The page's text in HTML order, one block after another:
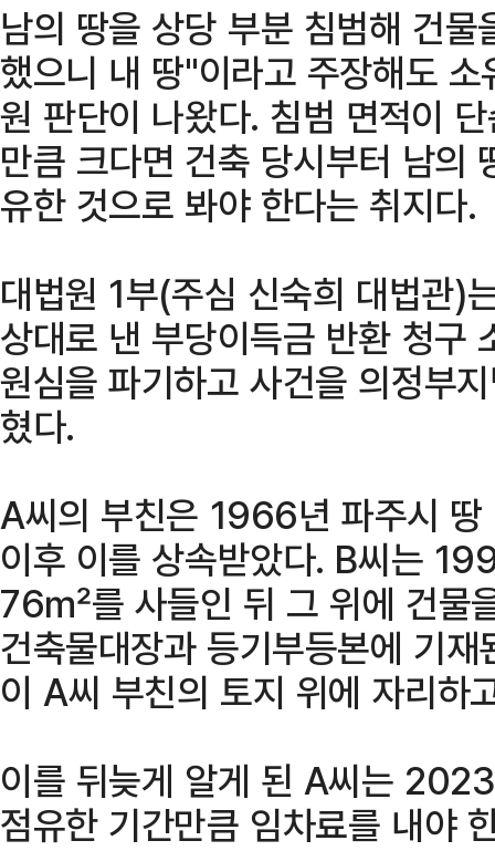
남의 땅을 상당 부분 침범해 건
했으니 내 땅"이라고 주장해도
원 판단이 나왔다. 침범 면적이
만큼 크다면 건축 당시부터 남의
유한 것으로 봐야 한다는 취지다.
대법원 1부(주심 신숙희 대법관)
상대로 낸 부당이득금 반환 청구
원심을 파기하고 사건을 의정부
혔다.
A씨의 부친은 1966년 파주시
이후 이를 상속받았다. B씨는
76㎡를 사들인 뒤 그 위에 건물
건축물대장과 등기부등본에 기
이 A씨 부친의 토지 위에 자리하
이를 뒤늦게 알게 된 A씨는
점유한 기간만큼 임차료를 내야